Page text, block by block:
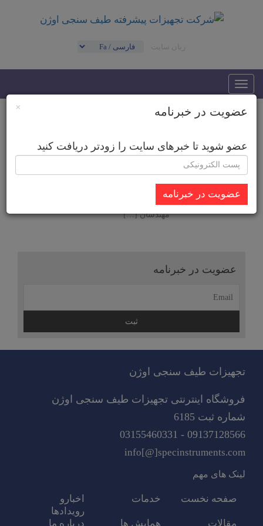
× عضویت در خبرنامه
عضو شوید تا خبرهای سایت را زودتر دریافت کنید
عضویت در خبرنامه
Toggle
navigation
ادامه
Edmund Optics شرکت ادموند اپتیک یکی از
پیشگامان جهانی در زمینه تولید و توزیع
از ادموند اپتیک از اولین انتخاب های هر
مشتری قطعات اپتیکی به شمار می اید. این
زمان به عنوان یک منبع معتبر برای محققان،
مهندسان […]
عضویت در خبرنامه
تجهیزات طیف سنجی اوژن
فروشگاه اینترنتی تجهیزات طیف سنجی اوژن
شماره ثبت 6185
09137128566 - 03155460331
info[@]specinstruments.com
لینک های مهم
صفحه نخست خدمات
اخبارو
رویدادها
مقالات
همایش ها درباره ما